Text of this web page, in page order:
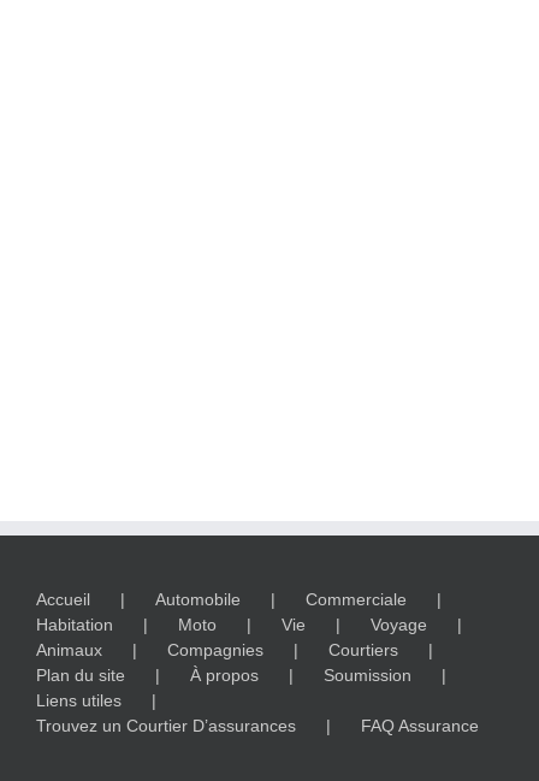
Accueil Automobile
Commerciale
Habitation
Moto Vie
Voyage
Animaux
Compagnies
Courtiers
Plan du site
À propos
Soumission
Liens utiles
Trouvez un Courtier D’assurances
FAQ Assurance